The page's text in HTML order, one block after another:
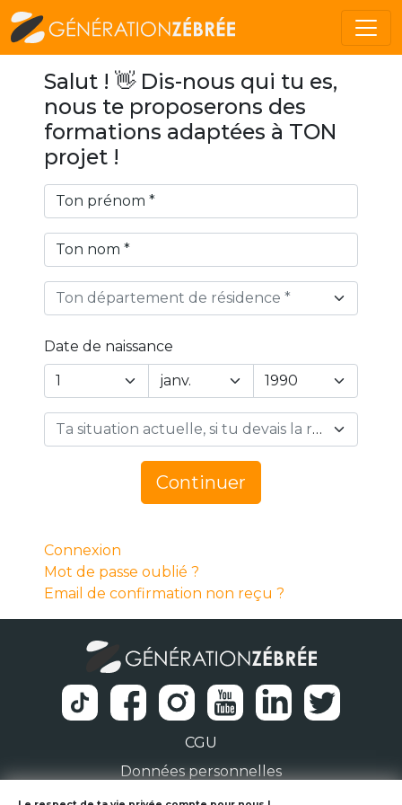
Salut ! 👋 Dis-nous qui tu es,
nous te proposerons des
formations adaptées à TON
projet !
Ton département de résidence *
Date de naissance
Year
Day
Ta situation actuelle, si tu devais la résumer en 1 mot… *
Continuer
Connexion
Mot de passe oublié ?
Email de confirmation non reçu ?
CGU
Données personnelles